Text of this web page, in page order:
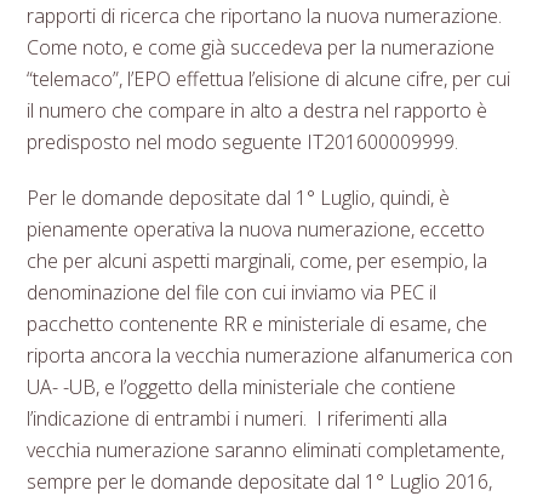
rapporti di ricerca che riportano la nuova numerazione.
Come noto, e come già succedeva per la numerazione
“telemaco”, l’EPO effettua l’elisione di alcune cifre, per cui
il numero che compare in alto a destra nel rapporto è
predisposto nel modo seguente IT201600009999.
Per le domande depositate dal 1° Luglio, quindi, è
pienamente operativa la nuova numerazione, eccetto
che per alcuni aspetti marginali, come, per esempio, la
denominazione del file con cui inviamo via PEC il
pacchetto contenente RR e ministeriale di esame, che
riporta ancora la vecchia numerazione alfanumerica con
UA- -UB, e l’oggetto della ministeriale che contiene
l’indicazione di entrambi i numeri. I riferimenti alla
vecchia numerazione saranno eliminati completamente,
sempre per le domande depositate dal 1° Luglio 2016,